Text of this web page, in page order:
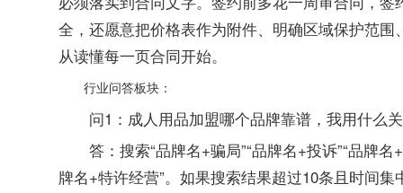
全，还愿意把价格表作为附件、明确区域保护范
从读懂每一页合同开始。
行业问答板块：
问1：成人用品加盟哪个品牌靠谱，我用什么
答：搜索“品牌名+骗局”“品牌名+投诉”“品牌
牌名+特许经营”。如果搜索结果超过10条且时间